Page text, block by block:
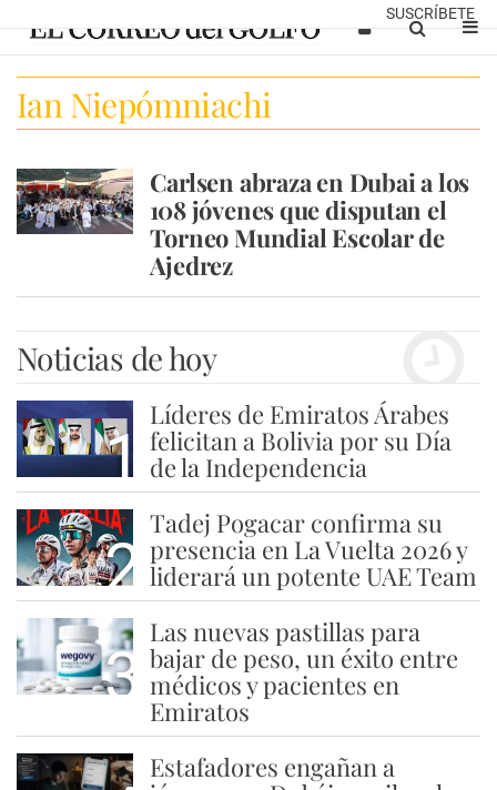
SUSCRÍBETE
Ian Niepómniachi
Carlsen abraza en Dubai a los
108 jóvenes que disputan el
Torneo Mundial Escolar de
Ajedrez
Noticias de hoy
1
Líderes de Emiratos Árabes
felicitan a Bolivia por su Día
de la Independencia
2
Tadej Pogacar confirma su
presencia en La Vuelta 2026 y
liderará un potente UAE Team
3
Las nuevas pastillas para
bajar de peso, un éxito entre
médicos y pacientes en
Emiratos
Estafadores engañan a